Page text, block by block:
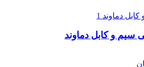
سیم و کابل دماوند